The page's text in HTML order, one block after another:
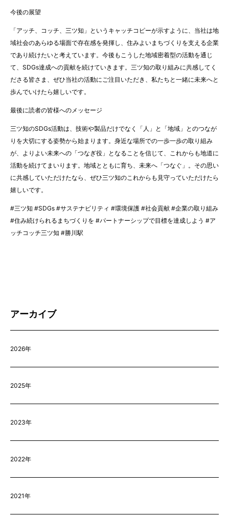
今後の展望
「アッチ、コッチ、三ツ知」というキャッチコピーが示すように、当社は地
域社会のあらゆる場面で存在感を発揮し、住みよいまちづくりを支える企業
であり続けたいと考えています。今後もこうした地域密着型の活動を通じ
て、SDGs達成への貢献を続けていきます。三ツ知の取り組みに共感してく
ださる皆さま、ぜひ当社の活動にご注目いただき、私たちと一緒に未来へと
歩んでいけたら嬉しいです。
最後に読者の皆様へのメッセージ
三ツ知のSDGs活動は、技術や製品だけでなく「人」と「地域」とのつなが
りを大切にする姿勢から始まります。身近な場所での一歩一歩の取り組み
が、よりよい未来への「つなぎ役」となることを信じて、これからも地道に
活動を続けてまいります。地域とともに育ち、未来へ「つなぐ」。その思い
に共感していただけたなら、ぜひ三ツ知のこれからも見守っていただけたら
嬉しいです。
#三ツ知 #SDGs #サステナビリティ #環境保護 #社会貢献 #企業の取り組み
#住み続けられるまちづくりを #パートナーシップで目標を達成しよう #ア
ッチコッチ三ツ知 #勝川駅
アーカイブ
2026年
2025年
2023年
2022年
2021年